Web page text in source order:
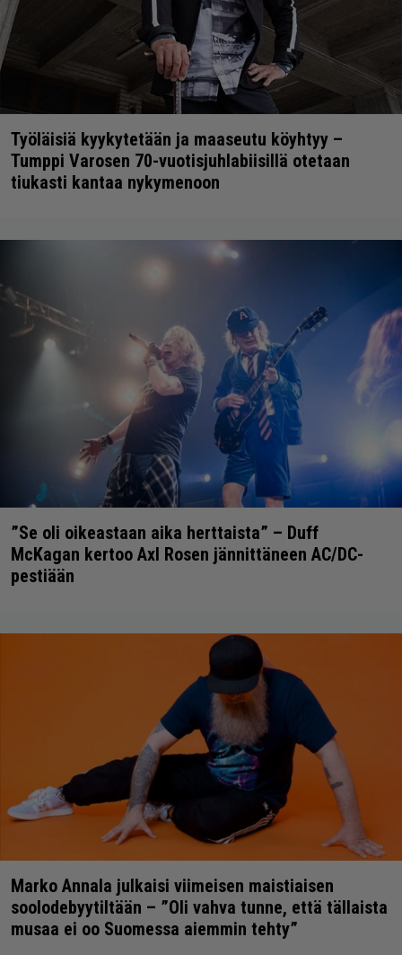
Työläisiä kyykytetään ja maaseutu köyhtyy –
Tumppi Varosen 70-vuotisjuhlabiisillä otetaan
tiukasti kantaa nykymenoon
”Se oli oikeastaan aika herttaista” – Duff
McKagan kertoo Axl Rosen jännittäneen AC/DC-
pestiään
Marko Annala julkaisi viimeisen maistiaisen
soolodebyytiltään – ”Oli vahva tunne, että tällaista
musaa ei oo Suomessa aiemmin tehty”